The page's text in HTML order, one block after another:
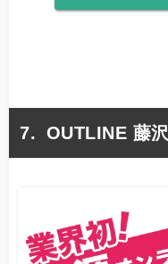
OUTLINE 藤沢